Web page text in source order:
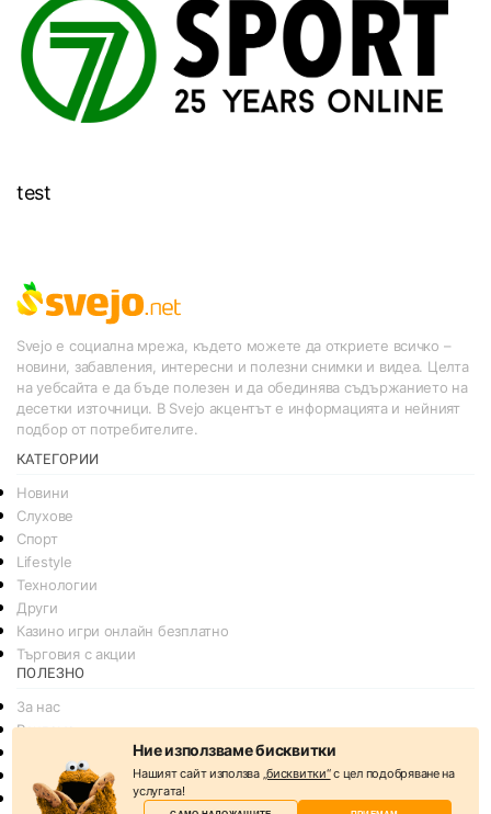
test
Svejo е социална мрежа, където можете да откриете всичко –
новини, забавления, интересни и полезни снимки и видеа. Целта
на уебсайта е да бъде полезен и да обединява съдържанието на
десетки източници. В Svejo акцентът е информацията и нейният
подбор от потребителите.
КАТЕГОРИИ
Новини
Слухове
Спорт
Lifestyle
Технологии
Други
Казино игри онлайн безплатно
Търговия с акции
ПОЛЕЗНО
За нас
Реклама
Условия за споделяне
Политика за поверителснот
Ние използваме бисквитки
Нашият сайт използва „бисквитки“с цел подобряване на
услугата!